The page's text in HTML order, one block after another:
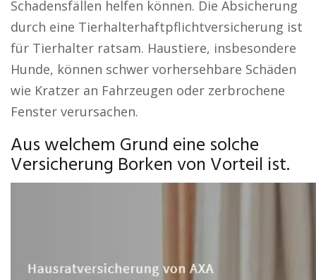
Schadensfällen helfen können. Die Absicherung
durch eine Tierhalterhaftpflichtversicherung ist
für Tierhalter ratsam. Haustiere, insbesondere
Hunde, können schwer vorhersehbare Schäden
wie Kratzer an Fahrzeugen oder zerbrochene
Fenster verursachen.
Aus welchem Grund eine solche
Versicherung Borken von Vorteil ist.